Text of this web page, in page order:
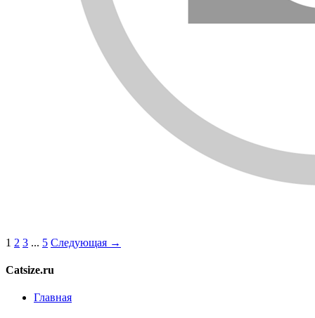
1 2 3 ... 5 Следующая →
Catsize.ru
Главная